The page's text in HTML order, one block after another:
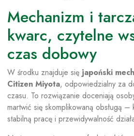
Mechanizm i
kwarc, czytelne
czas dobowy
W środku znajduje się japoński
Citizen Miyota, odpowiedzialny za
czasu. To rozwiązanie doceniają
martwić się skomplikowaną obsługą –
stabilną pracę i przewidywalność